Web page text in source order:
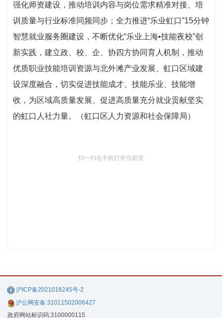
强化师资建设，推动培训内容与岗位需求精准对接、培
训质量与行业标准同频同步；全力推进“乐业虹口”15分钟
智慧就业服务圈建设，不断优化“乐业上海•技能夜校”创
新实践，建立政、校、企、协四方协同育人机制，推动
优质职业技能培训资源与北外滩产业发展、虹口区域建
设深度融合，切实促进技能成才、技能乐业、技能增
收，为区域高质量发展、促进高质量充分就业贡献坚实
的虹口人社力量。（虹口区人力资源和社会保障局）
扫一扫在手机打开当前页
沪ICP备2021016245号-2
沪公网安备:31011502006427
政府网站标识码:3100000115